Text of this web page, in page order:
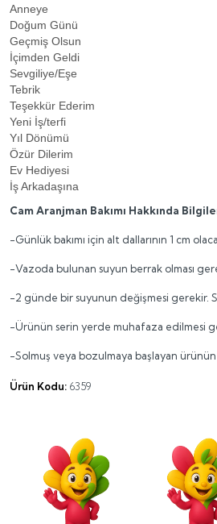
Anneye
Doğum Günü
Geçmiş Olsun
İçimden Geldi
Sevgiliye/Eşe
Tebrik
Teşekkür Ederim
Yeni İş/terfi
Yıl Dönümü
Özür Dilerim
Ev Hediyesi
İş Arkadaşına
Cam Aranjman Bakımı Hakkında
-Günlük bakımı için alt dallarının 1 cm
-Vazoda bulunan suyun berrak olması
-2 günde bir suyunun değişmesi gerekir.
-Ürünün serin yerde muhafaza edilmesi
-Solmuş veya bozulmaya başlayan
Ürün Kodu: 6359